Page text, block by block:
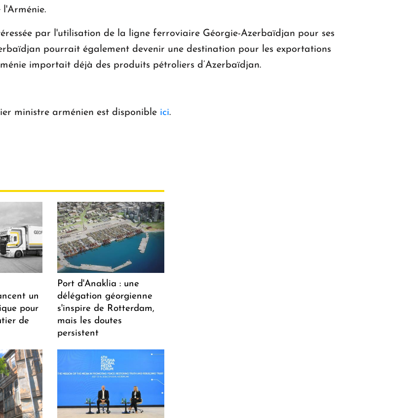
par l'utilisation de la ligne ferroviaire Géorgie-Azerbaïdjan pour ses
pourrait également devenir une destination pour les exportations
importait déjà des produits pétroliers d’Azerbaïdjan.
ministre arménien est disponible ici.
un
pour
de
Port d'Anaklia : une
délégation géorgienne
s'inspire de Rotterdam,
mais les doutes
persistent